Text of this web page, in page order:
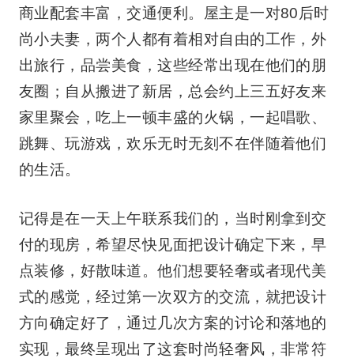
商业配套丰富，交通便利。屋主是一对80后时
尚小夫妻，两个人都有着相对自由的工作，外
出旅行，品尝美食，这些经常出现在他们的朋
友圈；自从搬进了新居，总会约上三五好友来
家里聚会，吃上一顿丰盛的火锅，一起唱歌、
跳舞、玩游戏，欢乐无时无刻不在伴随着他们
的生活。
记得是在一天上午联系我们的，当时刚拿到交
付的现房，希望尽快见面把设计确定下来，早
点装修，好散味道。他们想要轻奢或者现代美
式的感觉，经过第一次双方的交流，就把设计
方向确定好了，通过几次方案的讨论和落地的
实现，最终呈现出了这套时尚轻奢风，非常符